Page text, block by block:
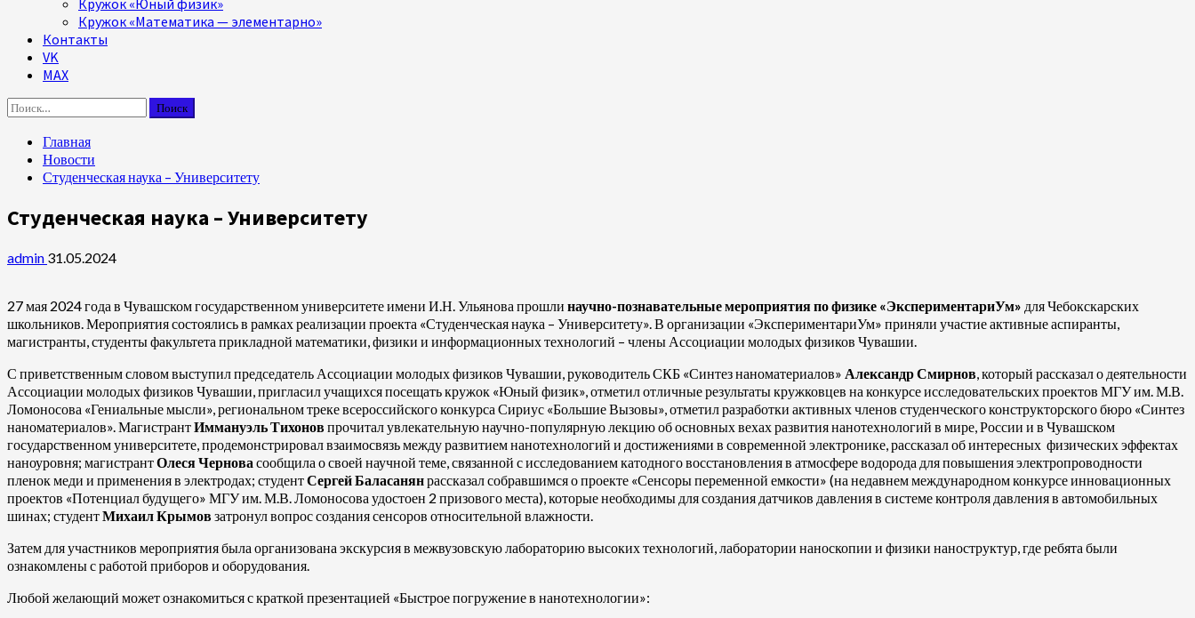
Кружок «Юный физик»
Кружок «Математика — элементарно»
Контакты
VK
MAX
Найти:
Главная
Новости
Студенческая наука – Университету
Студенческая наука – Университету
admin 31.05.2024
27 мая 2024 года в Чувашском государственном университете имени И.Н. Ульянова прошли научно-познавательные мероприятия по физике «ЭкспериментариУм» для Чебокскарских
школьников. Мероприятия состоялись в рамках реализации проекта «Студенческая наука – Университету». В организации «ЭкспериментариУм» приняли участие активные аспиранты,
магистранты, студенты факультета прикладной математики, физики и информационных технологий – члены Ассоциации молодых физиков Чувашии.
С приветственным словом выступил председатель Ассоциации молодых физиков Чувашии, руководитель СКБ «Синтез наноматериалов» Александр Смирнов, который рассказал о деятельности
Ассоциации молодых физиков Чувашии, пригласил учащихся посещать кружок «Юный физик», отметил отличные результаты кружковцев на конкурсе исследовательских проектов МГУ им. М.В.
Ломоносова «Гениальные мысли», региональном треке всероссийского конкурса Сириус «Большие Вызовы», отметил разработки активных членов студенческого конструкторского бюро «Синтез
наноматериалов». МагистрантИммануэль Тихонов прочитал увлекательную научно-популярную лекцию об основных вехах развития нанотехнологий в мире, России и в Чувашском
государственном университете, продемонстрировал взаимосвязь между развитием нанотехнологий и достижениями в современной электронике, рассказал об интересных физических эффектах
наноуровня; магистрантОлеся Чернова сообщила о своей научной теме, связанной с исследованием катодного восстановления в атмосфере водорода для повышения электропроводности
пленок меди и применения в электродах; студентСергей Баласанянрассказал собравшимся о проекте «Сенсоры переменной емкости» (на недавнем международном конкурсе инновационных
проектов «Потенциал будущего» МГУ им. М.В. Ломоносова удостоен 2 призового места), которые необходимы для создания датчиков давления в системе контроля давления в автомобильных
шинах; студентМихаил Крымов затронул вопрос создания сенсоров относительной влажности.
Затем для участников мероприятия была организована экскурсия в межвузовскую лабораторию высоких технологий, лаборатории наноскопии и физики наноструктур, где ребята были
ознакомлены с работой приборов и оборудования.
Любой желающий может ознакомиться с краткой презентацией «Быстрое погружение в нанотехнологии»: